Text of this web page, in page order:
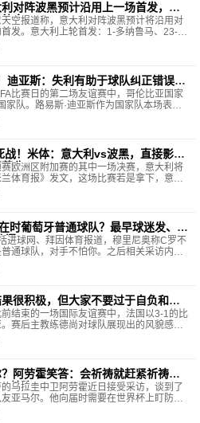
对阵波黑预计沿用上一场首发，埃
命
空报道称，意大利对阵波黑预计将沿用对
发。意大利上轮首发：1-多纳鲁马、23-曼
尼、13-卡拉菲奥里、7-波利塔
迪亚斯：失利有助于球队纠正错误，
比赛日的第二场友谊赛中，哥伦比亚国家
家队。路易斯·迪亚斯作为国家队本场表现
，在赛后新闻发布会上表示，这
战！米体：意大利vs波黑，直接影响
收
欧洲区附加赛的其中一场决赛，意大利将
体育报》发文，这场比赛若是拿下，意大
万欧的收入。米体写道，两个月
时葡萄牙普通球队？最早球迷发、无
撰
进球网、拜因体育报道，穆里尼奥称C罗不
通球队，对手不怕你。之后相关采访内容
引发热议。相关媒体写穆里尼奥
很积极，但大家不要过于自负和过
结束的一场国际友谊赛中，法国以3-1的比
赛后主教练德尚对球队展现出的风貌感到
保持谨慎，告诫大家不要“过于
阿劳霍笑答：会祈祷就赶紧祈祷
单防
乌拉圭中卫阿劳霍近日接受采访，谈到了
友亚马尔。他向届时需要在世界杯上盯防亚
出了特别的建议。阿劳霍首先